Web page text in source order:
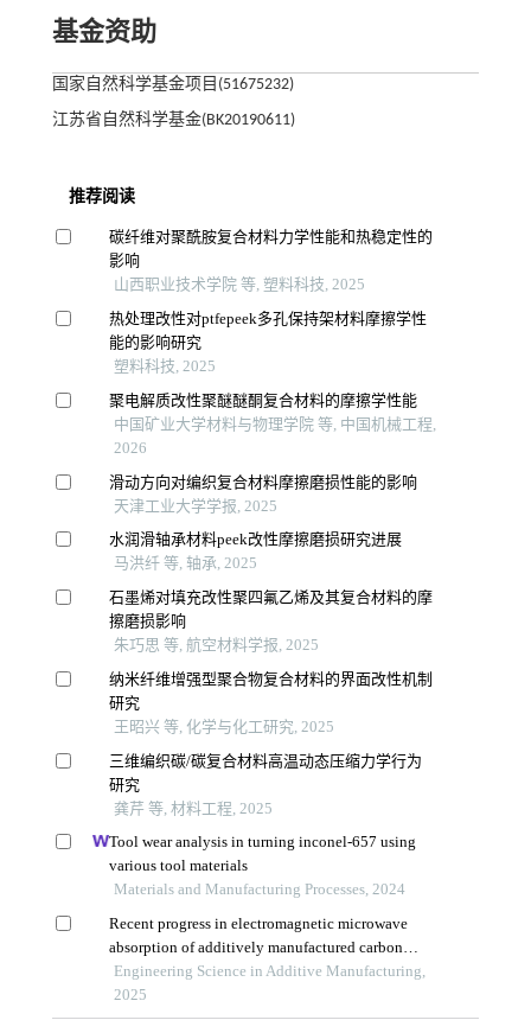
基金资助
国家自然科学基金项目(51675232)
江苏省自然科学基金(BK20190611)